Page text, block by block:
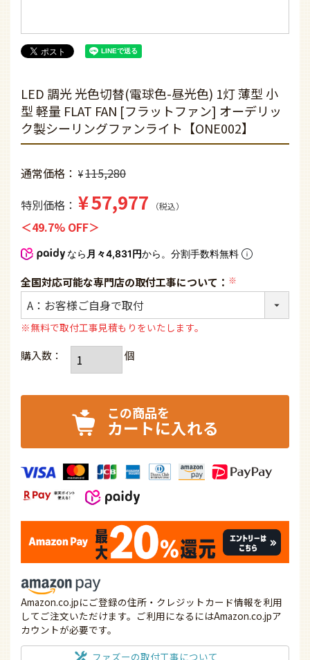
LED 調光 光色切替(電球色-昼光色) 1灯 薄型 小
型 軽量 FLAT FAN [フラットファン] オーデリッ
ク製シーリングファンライト【ONE002】
通常価格 ¥115,280
特別価格
¥57,977 税込
49.7% OFF
なら 月々4,831円から。分割手数料無料
全国対応可能な専門店の取付工事について：
(必
※無料で取付工事見積もりをいたします。
カートに入れる
Amazon.co.jpにご登録の住所・クレジットカード情報を利用
してご注文いただけます。ご利用になるにはAmazon.co.jpア
カウントが必要です。
ファズーの取付工事について